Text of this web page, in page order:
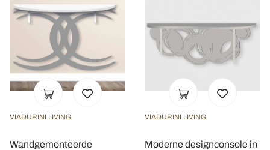
VIADURINI LIVING
Wandgemonteerde
VIADURINI LIVING
Moderne designconsole in